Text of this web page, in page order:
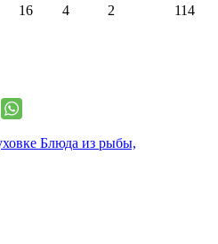
16 4 2 114
Блюда из рыбы,